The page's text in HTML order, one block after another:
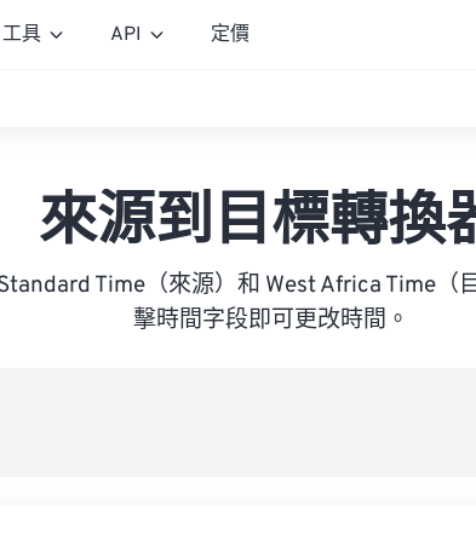
工具 API 定價
來源到目標轉換
Time（來源）和 West Africa Time（
擊時間字段即可更改時間。